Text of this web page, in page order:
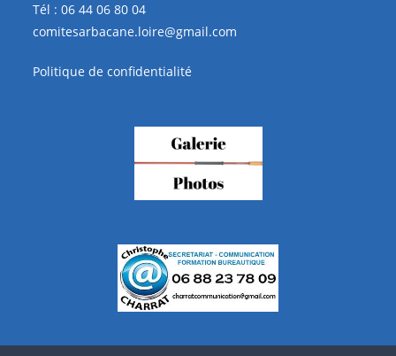
Tél :06 44 06 80 04
comitesarbacane.loire@gmail.com
Politique de confidentialité